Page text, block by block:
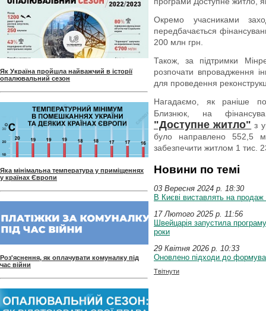
Як Україна пройшла найважчий в історії
опалювальний сезон
Яка мінімальна температура у приміщеннях
у країнах Європи
Роз'яснення, як оплачувати комуналку під
час війни
Окремо учасниками
передбачається
200 млн грн.
Також, за підтримки
розпочати впровадження
для проведення
Нагадаємо, як раніше
Близнюк, на
"Доступне житло" з
було направлено 552,5
забезпечити житлом 1 тис.
Новини по темі
03 Вересня 2024 p. 18:30
В Києві виставлять на
17 Лютого 2025 p. 11:56
Швейцарія запустила
роки
29 Квітня 2026 p. 10:33
Оновлено підходи до
Твітнути